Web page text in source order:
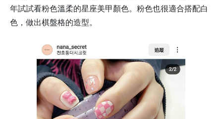
年試試看粉色溫柔的星座美甲顏色。粉色也很適合搭配白
色，做出棋盤格的造型。